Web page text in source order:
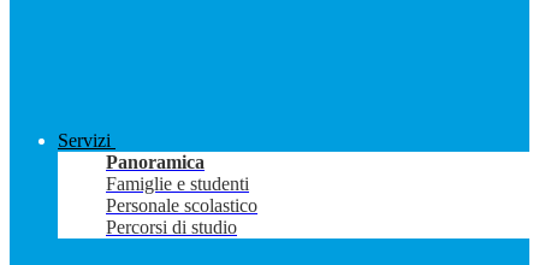
Servizi
Panoramica
Famiglie e studenti
Personale scolastico
Percorsi di studio